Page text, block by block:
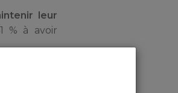
leur
% à avoir